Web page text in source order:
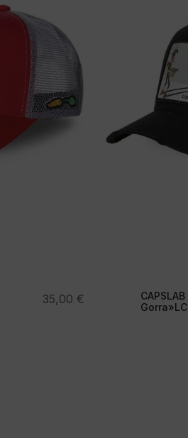
35,00 €
CAPSLAB